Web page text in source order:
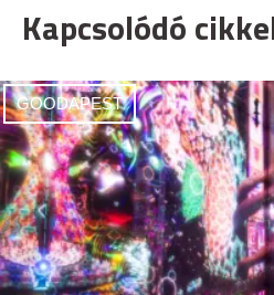
Kapcsolódó
GOODAPEST